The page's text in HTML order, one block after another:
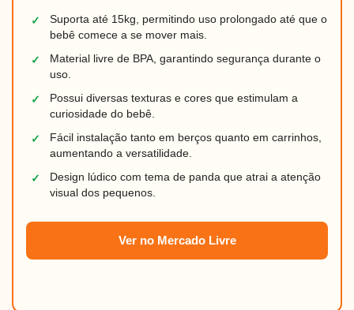
✓
Suporta até 15kg, permitindo uso prolongado até que o
bebê comece a se mover mais.
✓
Material livre de BPA, garantindo segurança durante o
uso.
✓
Possui diversas texturas e cores que estimulam a
curiosidade do bebê.
✓
Fácil instalação tanto em berços quanto em carrinhos,
aumentando a versatilidade.
✓
Design lúdico com tema de panda que atrai a atenção
visual dos pequenos.
Ver no Mercado Livre